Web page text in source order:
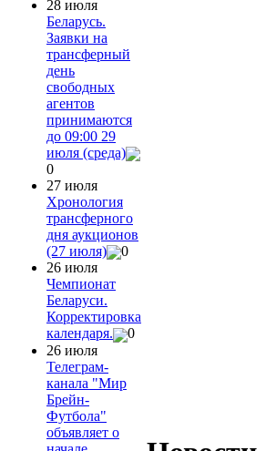
28 июля
Беларусь.
Заявки на
трансферный
день
свободных
агентов
принимаются
до 09:00 29
июля (среда)
0
27 июля
Хронология
трансферного
дня аукционов
(27 июля)
0
26 июля
Чемпионат
Беларуси.
Корректировка
календаря.
0
26 июля
Телеграм-
канала "Мир
Брейн-
Футбола"
объявляет о